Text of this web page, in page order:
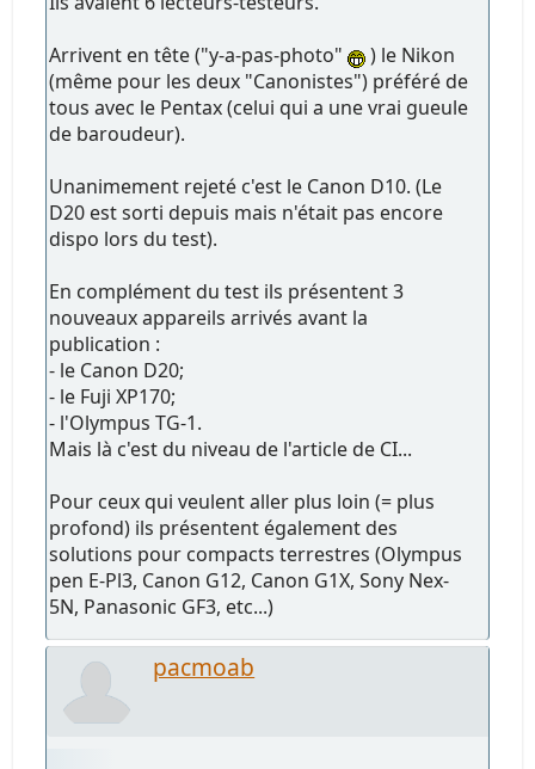
Arrivent en tête ("y-a-pas-photo"
) le Nikon
(même pour les deux "Canonistes") préféré de
tous avec le Pentax (celui qui a une vrai gueule
de baroudeur).
Unanimement rejeté c'est le Canon D10. (Le
D20 est sorti depuis mais n'était pas encore
dispo lors du test).
En complément du test ils présentent 3
nouveaux appareils arrivés avant la
publication :
- le Canon D20;
- le Fuji XP170;
- l'Olympus TG-1.
Mais là c'est du niveau de l'article de CI...
Pour ceux qui veulent aller plus loin (= plus
profond) ils présentent également des
solutions pour compacts terrestres (Olympus
pen E-Pl3, Canon G12, Canon G1X, Sony Nex-
5N, Panasonic GF3, etc...)
pacmoab